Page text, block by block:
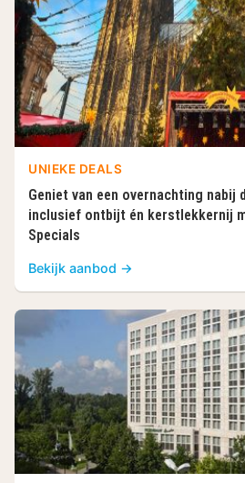
UNIEKE DEALS
Geniet van een overnachting nabij
inclusief ontbijt én kerstlekkernij
Specials
Bekijk aanbod →